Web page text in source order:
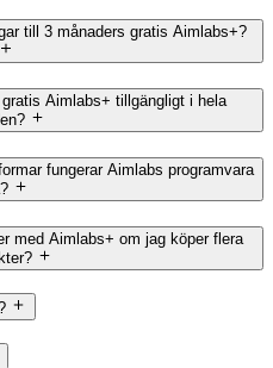
till 3 månaders gratis Aimlabs+?
Aimlabs+ tillgängligt i hela
fungerar Aimlabs programvara
med Aimlabs+ om jag köper flera